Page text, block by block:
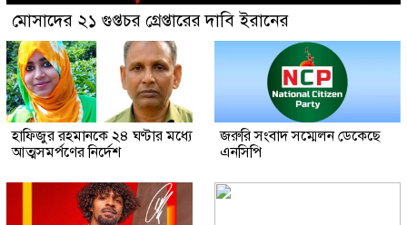
মোসাদের ২১ গুপ্তচর গ্রেপ্তারের দাবি ইরানের
হাফিজুর রহমানকে ২৪ ঘণ্টার মধ্যে
আত্মসমর্পণের নির্দেশ
জরুরি সংবাদ সম্মেলন ডেকেছে
এনসিপি